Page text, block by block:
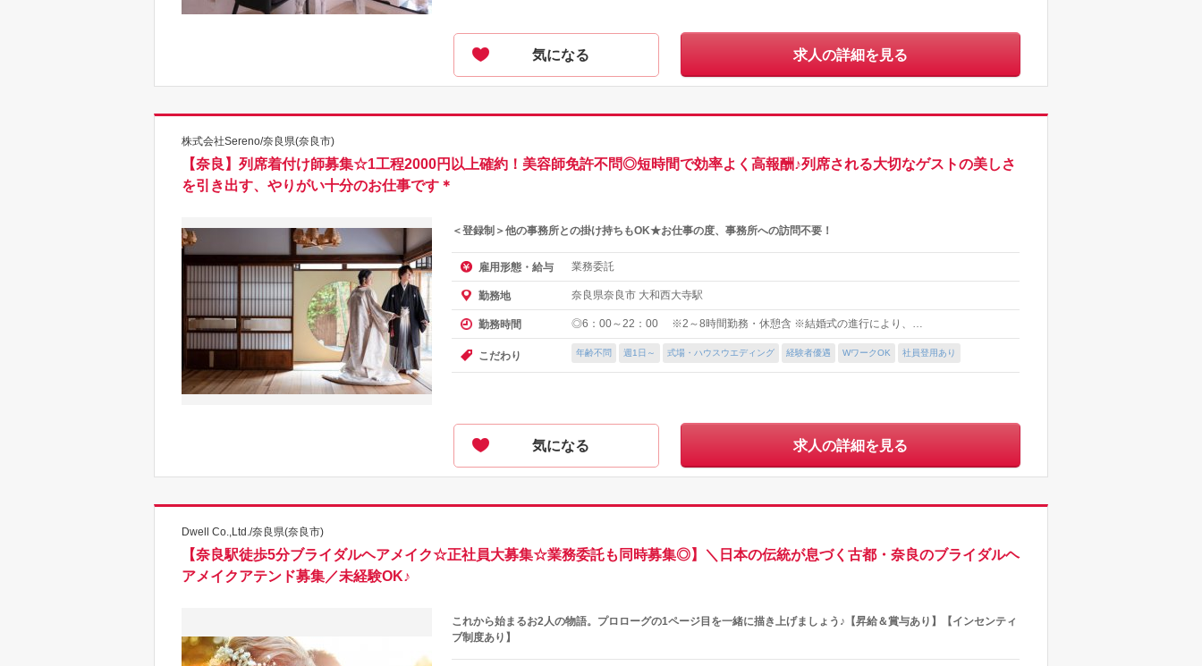
気になる 求人の詳細を見る
株式会社Sereno/奈良県(奈良市)
【奈良】列席着付け師募集☆1工程2000円以上確約！美容師免許不問◎短時間で効率よく高報酬♪列席される大切なゲストの美しさ
を引き出す、やりがい十分のお仕事です＊
＜登録制＞他の事務所との掛け持ちもOK★お仕事の度、事務所への訪問不要！
雇用形態・給与 業務委託
勤務地 奈良県奈良市 大和西大寺駅
勤務時間 ◎6：00～22：00 ※2～8時間勤務・休憩含 ※結婚式の進行により、…
こだわり 年齢不問 週1日～ 式場・ハウスウエディング 経験者優遇 WワークOK 社員登用あり
気になる 求人の詳細を見る
Dwell Co.,Ltd./奈良県(奈良市)
【奈良駅徒歩5分ブライダルヘアメイク☆正社員大募集☆業務委託も同時募集◎】＼日本の伝統が息づく古都・奈良のブライダルヘ
アメイクアテンド募集／未経験OK♪
これから始まるお2人の物語。プロローグの1ページ目を一緒に描き上げましょう♪【昇給＆賞与あり】【インセンティ
ブ制度あり】